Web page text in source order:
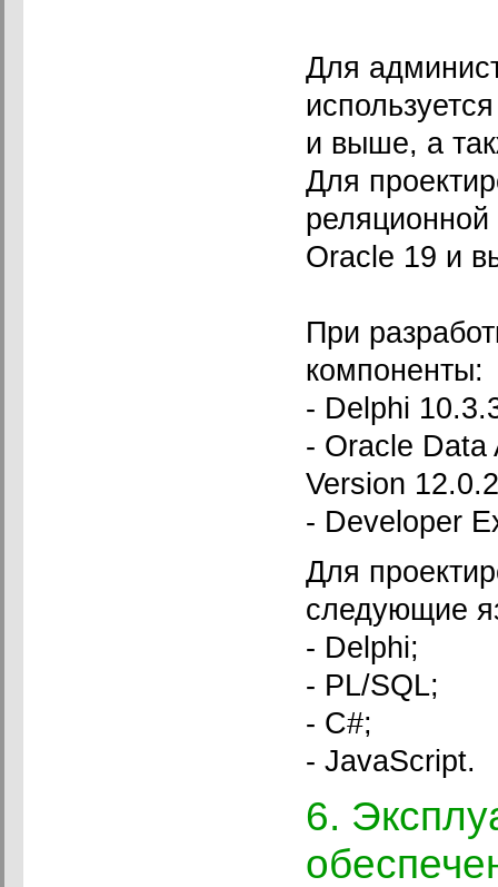
Для
и выше, а
Для
Oracle 19 и
При
компоненты:
- Delphi
- Oracle Data
Version
- Developer
Для
следующие
- Delphi;
- PL/SQL;
- C#;
- JavaScript.
6.